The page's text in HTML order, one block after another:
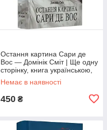
Остання картина Сари де
Вос — Домінік Сміт | Ще одну
сторінку, книга українською,
нова, тверда
Немає в наявності
450 ₴